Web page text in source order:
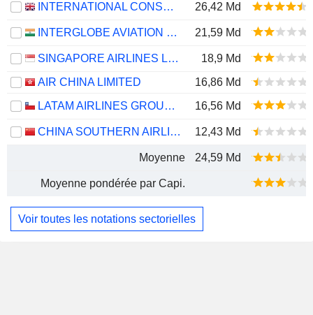
INTERNATIONAL CONSOLIDATED AIRLINES GROUP, S.A. 26,42 Md
INTERGLOBE AVIATION LIMITED 21,59 Md
SINGAPORE AIRLINES LIMITED
18,9 Md
AIR CHINA LIMITED
16,86 Md
LATAM AIRLINES GROUP S.A.
16,56 Md
CHINA SOUTHERN AIRLINES COMPANY LIMITED 12,43 Md
Moyenne 24,59 Md
Moyenne pondérée par Capi.
Voir toutes les notations sectorielles